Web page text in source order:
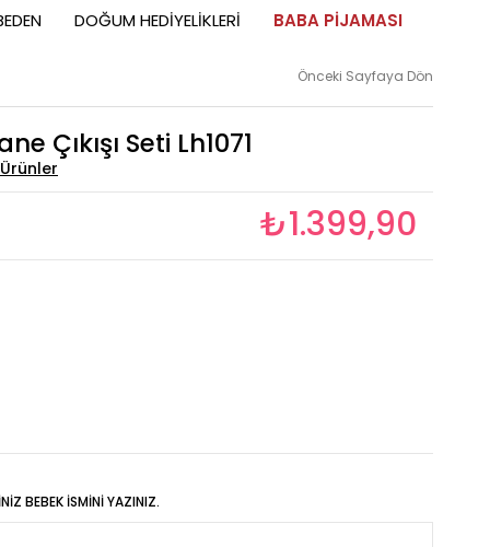
DOĞUM HEDIYELIKLERI BABA PIJAMASI
Önceki Sayfaya Dön
Çıkışı Seti Lh1071
₺1.399,90
BEBEK İSMINI YAZINIZ.